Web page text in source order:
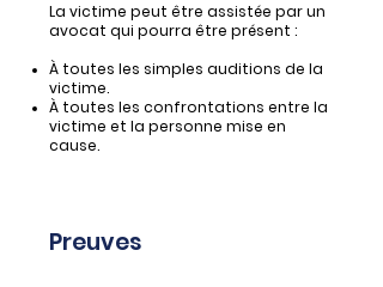
La victime peut être assistée par un
avocat qui pourra être présent :
À toutes les simples auditions de la
victime.
À toutes les confrontations entre la
victime et la personne mise en
cause.
Preuves